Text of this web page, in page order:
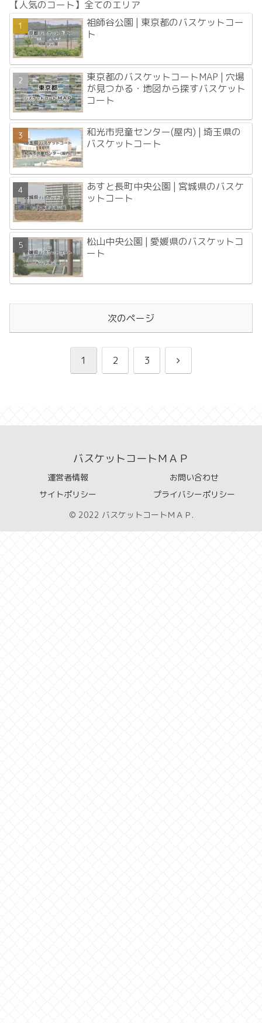
【人気のコート】全てのエリア
祖師谷公園 | 東京都のバスケットコー
ト
東京都のバスケットコートMAP | 穴場
が見つかる・地図から探すバスケット
コート
和光市児童センター(屋内) | 埼玉県の
バスケットコート
あすと長町中央公園 | 宮城県のバスケ
ットコート
松山中央公園 | 愛媛県のバスケットコ
ート
次のページ
1 2 3
次
バスケットコートＭＡＰ
運営者情報
お問い合わせ
サイトポリシー
プライバシーポリシー
© 2022 バスケットコートＭＡＰ.